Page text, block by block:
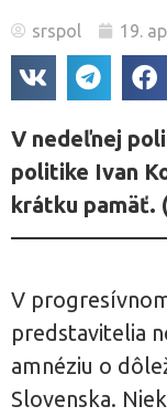
srspol 19.
V nedeľnej
politike Ivan
krátku pamäť.
V
predstavitelia
amnéziu o
Slovenska.